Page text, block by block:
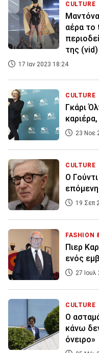
CULTURE
αέρα το
της (vid)
17 Ιαν 2023 18:24
CULTURE
Γκάρι
23 Νοε
CULTURE
Ο
επόμενη
19 Σεπ
FASHION
Πιερ
ενός
27
CULTURE
Ο
κάνω
όνειρο»